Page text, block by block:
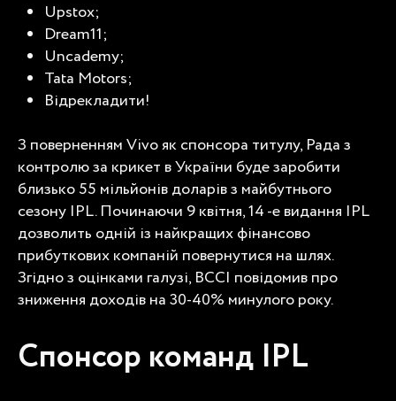
Upstox;
Dream11;
Uncademy;
Tata Motors;
Відрекладити!
З поверненням Vivo як спонсора титулу, Рада з
контролю за крикет в України буде заробити
близько 55 мільйонів доларів з майбутнього
сезону IPL. Починаючи 9 квітня, 14 -е видання IPL
дозволить одній із найкращих фінансово
прибуткових компаній повернутися на шлях.
Згідно з оцінками галузі, BCCI повідомив про
зниження доходів на 30-40% минулого року.
Спонсор команд IPL